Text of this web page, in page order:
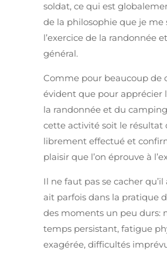
soldat, ce qui est
de la philosophie que je me
l’exercice de la randonnée
général.
Comme pour beaucoup de
évident que pour apprécier
la randonnée et du
cette activité soit le résultat
librement effectué et
plaisir que l’on éprouve à
Il ne faut pas se cacher qu’il
ait parfois dans la pratique
des moments un peu durs:
temps persistant, fatigue
exagérée, difficultés